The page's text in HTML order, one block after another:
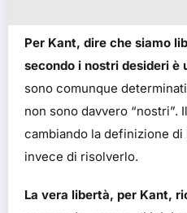
Per Kant, dire che siamo
secondo i nostri desideri è
sono comunque
non sono davvero “nostri”.
cambiando la definizione
invece di risolverlo.
La vera libertà, per Kant,